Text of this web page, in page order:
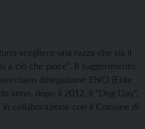
scegliere una razza che sia il
ciò che piace”. Il suggerimento
delegazione ENCI (Ente
anno, dopo il 2012, il “Dog Day”,
collaborazione con il Comune di